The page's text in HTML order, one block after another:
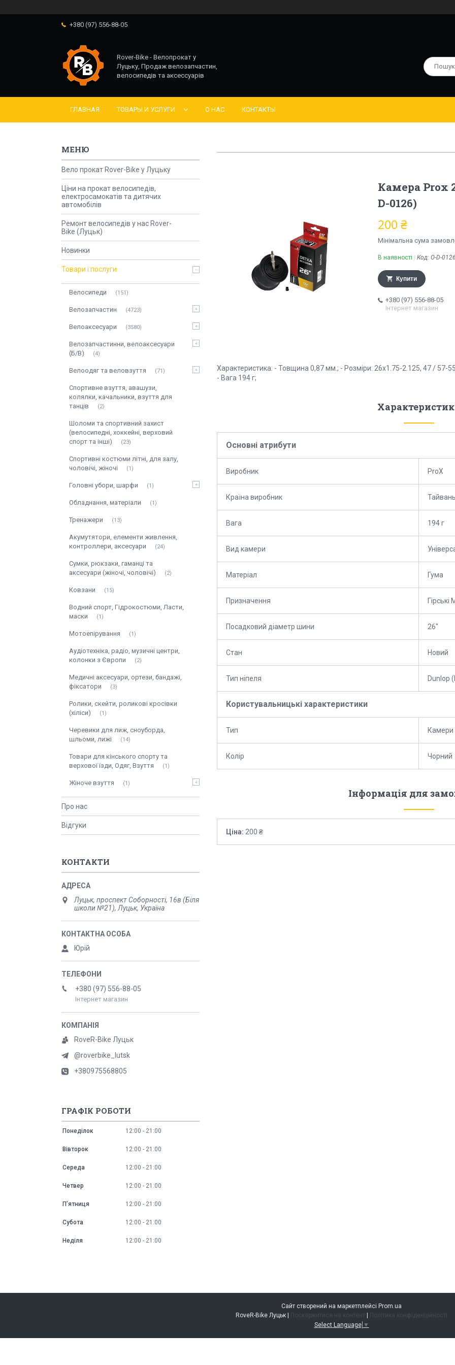
+380 (97) 556-88-05
Rover-Bike - Велопрокат у
Луцьку, Продаж велозапчастин,
велосипедів та аксессуарів
ГЛАВНАЯ ТОВАРЫ И УСЛУГИ О НАС КОНТАКТЫ
Камера Prox
D-0126)
200 ₴
Мінімальна сума
В наявності Код: O-D-0126
Купити
+380 (97) 556-88-05
Інтернет магазин
Характеристика: - Товщина 0,87 мм.; - Розміри: 26x1.75-2.125, 47 / 57-
- Вага 194 г;
Основні атрибути
Виробник ProX
Країна виробник Тайвань
Вага 194 г
Вид камери
Матеріал Гума
Призначення Гірські
Посадковий діаметр шини 26"
Стан Новий
Тип ніпеля Dunlop
Користувальницькі характеристики
Тип Камери
Колір Чорний
Інформація для
Ціна: 200 ₴
Вело прокат Rover-Bike у Луцьку
Ціни на прокат велосипедів,
електросамокатів та дитячих
автомобілів
Ремонт велосипедів у нас Rover-
Bike (Луцьк)
Новинки
Товари і послуги
Велосипеди 151
Велозапчастин 4723
Велоаксесуари 3580
Велозапчастинни, велоаксесуари
(Б/В)
4
Велоодяг та веловзуття 71
Спортивне взуття, авашузи,
колялки, качальники, взуття для
танців
2
Шоломи та спортивний захист
(велосипедні, хоккейні, верховий
спорт та інші)
23
Спортивні костюми літні, для залу,
чоловічі, жіночі
1
Головні убори, шарфи 1
Обладнання, матеріали 1
Тренажери 13
Акумутятори, елементи живлення,
контроллери, аксесуари
24
Сумки, рюкзаки, гаманці та
аксесуари (жіночі, чоловічі)
2
Ковзани 15
Водний спорт, Гідрокостюми, Ласти,
маски
1
Мотоепірування 1
Аудіотехніка, радіо, музичні центри,
колонки з Європи
2
Медичні аксесуари, ортези, бандажі,
фіксатори
3
Ролики, скейти, роликові кросівки
(хіліси)
1
Черевики для лиж, сноуборда,
шльоми, лижі
14
Товари для кінського спорту та
верхової їзди, Одяг, Взуття
1
Жіноче взуття 1
Про нас
Відгуки
КОНТАКТИ
Луцьк, проспект Соборності, 16в (Біля
школи №21), Луцьк, Україна
Юрій
+380 (97) 556-88-05
Інтернет магазин
RoveR-Bike Луцьк
@roverbike_lutsk
+380975568805
ГРАФІК РОБОТИ
Понеділок 12:00 21:00
Вівторок 12:00 21:00
Середа 12:00 21:00
Четвер 12:00 21:00
Пʼятниця 12:00 21:00
Субота 12:00 21:00
Неділя 12:00 21:00
Сайт створений на маркетплейсі Prom.ua
Поскаржитися на контент
Політика конфіденційності
Select Language ▼